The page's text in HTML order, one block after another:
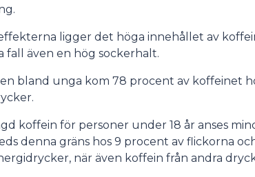
ligger det höga innehållet av
fall även en hög sockerhalt.
bland unga kom 78 procent av koffeinet
koffein för personer under 18 år anses
denna gräns hos 9 procent av flickorna
när även koffein från andra